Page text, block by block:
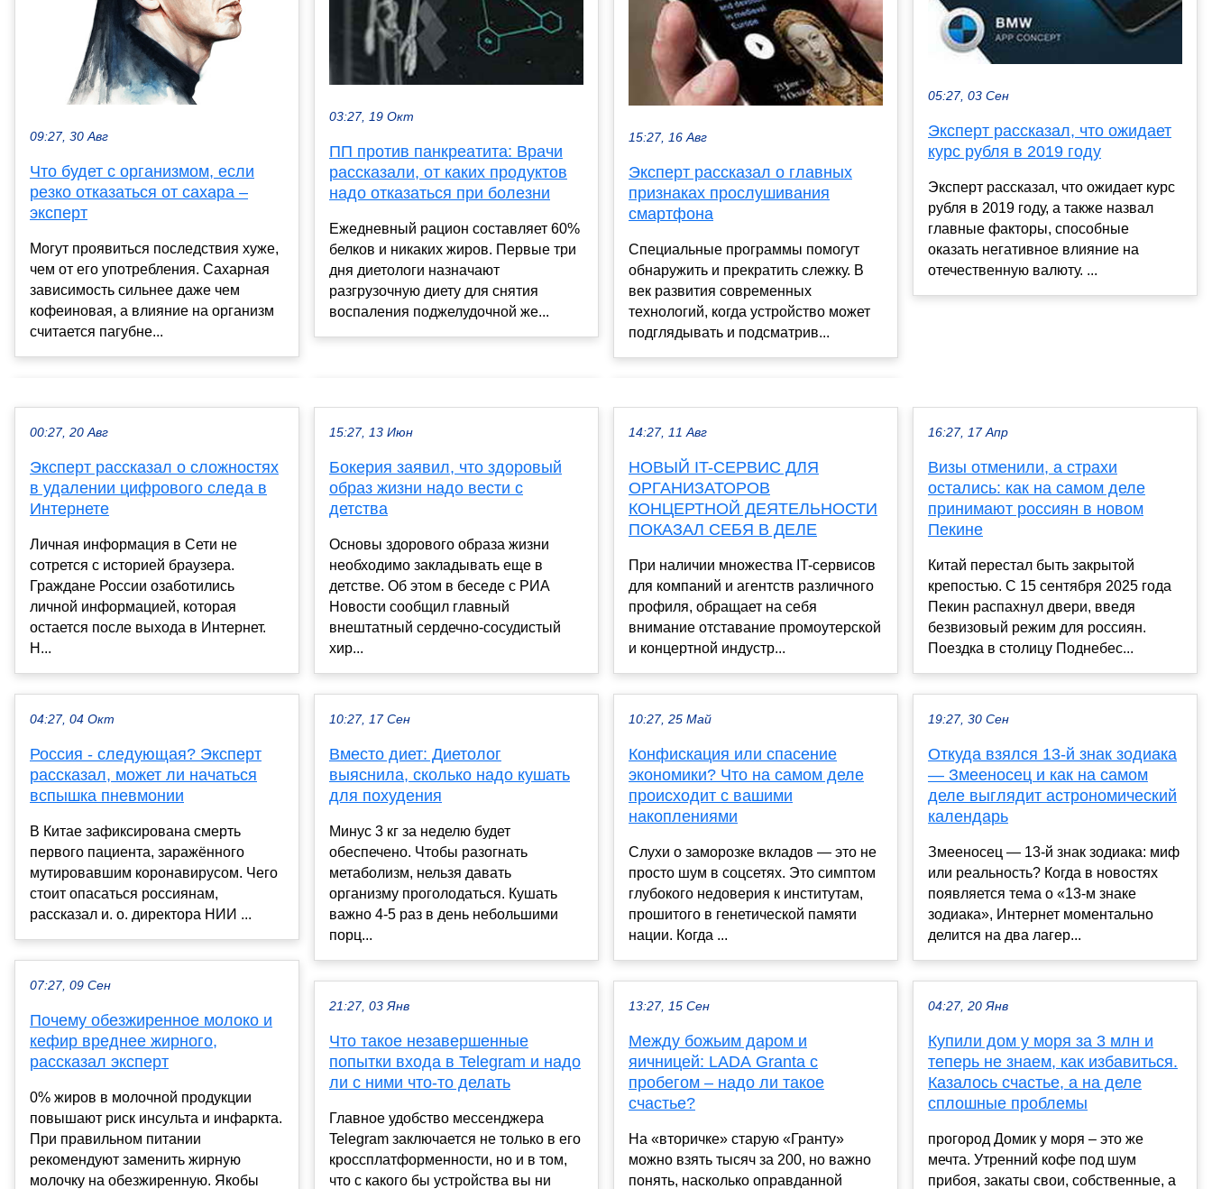
09:27, 30 Авг
Что будет с организмом, если
резко отказаться от сахара –
эксперт
Могут проявиться последствия хуже,
чем от его употребления. Сахарная
зависимость сильнее даже чем
кофеиновая, а влияние на организм
считается пагубне...
03:27, 19 Окт
ПП против панкреатита: Врачи
рассказали, от каких продуктов
надо отказаться при болезни
Ежедневный рацион составляет 60%
белков и никаких жиров. Первые три
дня диетологи назначают
разгрузочную диету для снятия
воспаления поджелудочной же...
15:27, 16 Авг
Эксперт рассказал о главных
признаках прослушивания
смартфона
Специальные программы помогут
обнаружить и прекратить слежку. В
век развития современных
технологий, когда устройство может
подглядывать и подсматрив...
05:27, 03 Сен
Эксперт рассказал, что ожидает
курс рубля в 2019 году
Эксперт рассказал, что ожидает курс
рубля в 2019 году, а также назвал
главные факторы, способные
оказать негативное влияние на
отечественную валюту. ...
00:27, 20 Авг
Эксперт рассказал о сложностях
в удалении цифрового следа в
Интернете
Личная информация в Сети не
сотрется с историей браузера.
Граждане России озаботились
личной информацией, которая
остается после выхода в Интернет.
Н...
04:27, 04 Окт
Россия - следующая? Эксперт
рассказал, может ли начаться
вспышка пневмонии
В Китае зафиксирована смерть
первого пациента, заражённого
мутировавшим коронавирусом. Чего
стоит опасаться россиянам,
рассказал и. о. директора НИИ ...
07:27, 09 Сен
Почему обезжиренное молоко и
кефир вреднее жирного,
рассказал эксперт
0% жиров в молочной продукции
повышают риск инсульта и инфаркта.
При правильном питании
рекомендуют заменить жирную
молочку на обезжиренную. Якобы
15:27, 13 Июн
Бокерия заявил, что здоровый
образ жизни надо вести с
детства
Основы здорового образа жизни
необходимо закладывать еще в
детстве. Об этом в беседе с РИА
Новости сообщил главный
внештатный сердечно-сосудистый
хир...
10:27, 17 Сен
Вместо диет: Диетолог
выяснила, сколько надо кушать
для похудения
Минус 3 кг за неделю будет
обеспечено. Чтобы разогнать
метаболизм, нельзя давать
организму проголодаться. Кушать
важно 4-5 раз в день небольшими
порц...
21:27, 03 Янв
Что такое незавершенные
попытки входа в Telegram и надо
ли с ними что-то делать
Главное удобство мессенджера
Telegram заключается не только в его
кроссплатформенности, но и в том,
что с какого бы устройства вы ни
14:27, 11 Авг
НОВЫЙ IT-СЕРВИС ДЛЯ
ОРГАНИЗАТОРОВ
КОНЦЕРТНОЙ ДЕЯТЕЛЬНОСТИ
ПОКАЗАЛ СЕБЯ В ДЕЛЕ
При наличии множества IT-сервисов
для компаний и агентств различного
профиля, обращает на себя
внимание отставание промоутерской
и концертной индустр...
10:27, 25 Май
Конфискация или спасение
экономики? Что на самом деле
происходит с вашими
накоплениями
Слухи о заморозке вкладов — это не
просто шум в соцсетях. Это симптом
глубокого недоверия к институтам,
прошитого в генетической памяти
нации. Когда ...
13:27, 15 Сен
Между божьим даром и
яичницей: LADA Granta с
пробегом – надо ли такое
счастье?
На «вторичке» старую «Гранту»
можно взять тысяч за 200, но важно
понять, насколько оправданной
16:27, 17 Апр
Визы отменили, а страхи
остались: как на самом деле
принимают россиян в новом
Пекине
Китай перестал быть закрытой
крепостью. С 15 сентября 2025 года
Пекин распахнул двери, введя
безвизовый режим для россиян.
Поездка в столицу Поднебес...
19:27, 30 Сен
Откуда взялся 13-й знак зодиака
— Змееносец и как на самом
деле выглядит астрономический
календарь
Змееносец — 13-й знак зодиака: миф
или реальность? Когда в новостях
появляется тема о «13-м знаке
зодиака», Интернет моментально
делится на два лагер...
04:27, 20 Янв
Купили дом у моря за 3 млн и
теперь не знаем, как избавиться.
Казалось счастье, а на деле
сплошные проблемы
прогород Домик у моря – это же
мечта. Утренний кофе под шум
прибоя, закаты свои, собственные, а